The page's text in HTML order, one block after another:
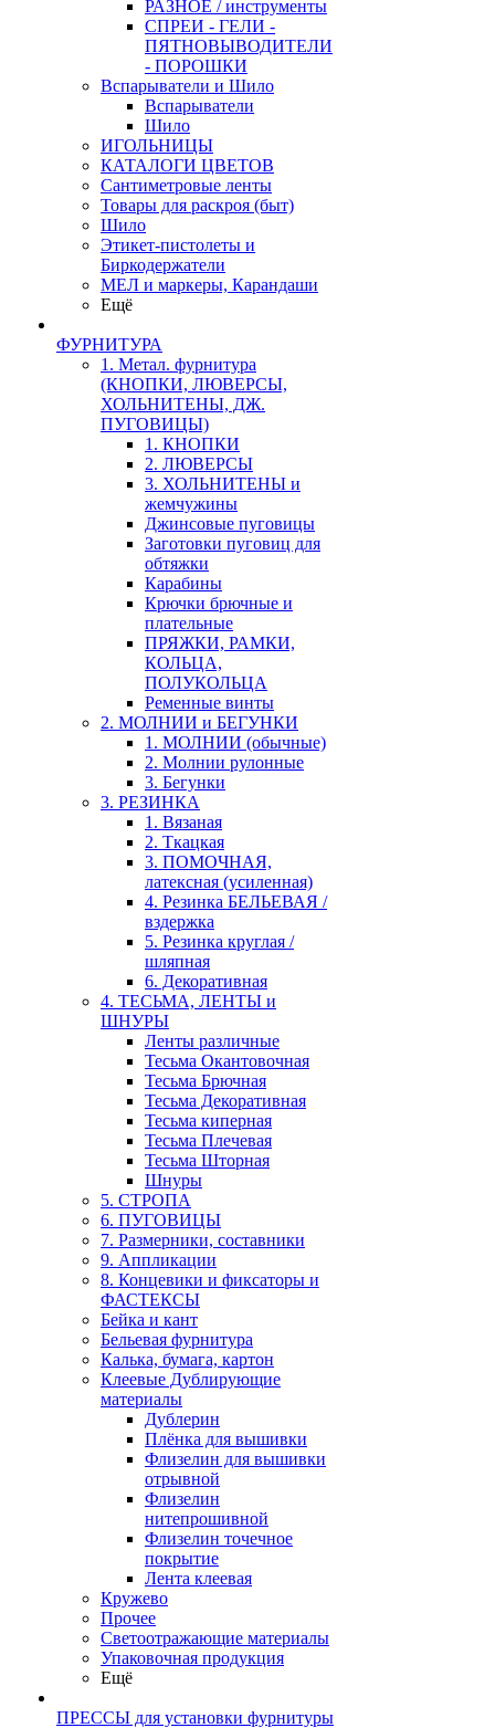
РАЗНОЕ / инструменты
СПРЕИ - ГЕЛИ -
ПЯТНОВЫВОДИТЕЛИ
- ПОРОШКИ
Вспарыватели и Шило
Вспарыватели
Шило
ИГОЛЬНИЦЫ
КАТАЛОГИ ЦВЕТОВ
Сантиметровые ленты
Товары для раскроя (быт)
Шило
Этикет-пистолеты и
Биркодержатели
МЕЛ и маркеры, Карандаши
Ещё
ФУРНИТУРА
1. Метал. фурнитура
(КНОПКИ, ЛЮВЕРСЫ,
ХОЛЬНИТЕНЫ, ДЖ.
ПУГОВИЦЫ)
1. КНОПКИ
2. ЛЮВЕРСЫ
3. ХОЛЬНИТЕНЫ и
жемчужины
Джинсовые пуговицы
Заготовки пуговиц для
обтяжки
Карабины
Крючки брючные и
плательные
ПРЯЖКИ, РАМКИ,
КОЛЬЦА,
ПОЛУКОЛЬЦА
Ременные винты
2. МОЛНИИ и БЕГУНКИ
1. МОЛНИИ (обычные)
2. Молнии рулонные
3. Бегунки
3. РЕЗИНКА
1. Вязаная
2. Ткацкая
3. ПОМОЧНАЯ,
латексная (усиленная)
4. Резинка БЕЛЬЕВАЯ /
вздержка
5. Резинка круглая /
шляпная
6. Декоративная
4. ТЕСЬМА, ЛЕНТЫ и
ШНУРЫ
Ленты различные
Тесьма Окантовочная
Тесьма Брючная
Тесьма Декоративная
Тесьма киперная
Тесьма Плечевая
Тесьма Шторная
Шнуры
5. СТРОПА
6. ПУГОВИЦЫ
7. Размерники, составники
9. Аппликации
8. Концевики и фиксаторы и
ФАСТЕКСЫ
Бейка и кант
Бельевая фурнитура
Калька, бумага, картон
Клеевые Дублирующие
материалы
Дублерин
Плёнка для вышивки
Флизелин для вышивки
отрывной
Флизелин
нитепрошивной
Флизелин точечное
покрытие
Лента клеевая
Кружево
Прочее
Светоотражающие материалы
Упаковочная продукция
Ещё
ПРЕССЫ для установки фурнитуры